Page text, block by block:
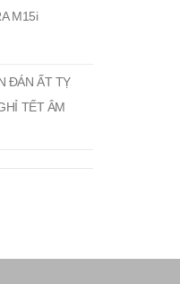
M15i
ĐÁN ẤT TỴ
TẾT ÂM